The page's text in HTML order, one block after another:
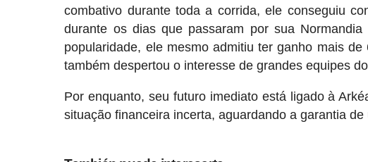
combativo durante toda a corrida, ele conseguiu
durante os dias que passaram por sua
popularidade, ele mesmo admitiu ter ganho mais
também despertou o interesse de grandes equipes
Por enquanto, seu futuro imediato está ligado à
situação financeira incerta, aguardando a garantia